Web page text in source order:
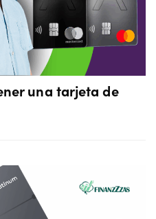
una tarjeta de